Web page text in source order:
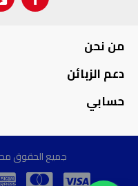
من نحن
دعم الزبائن
حسابي
جميع الحقوق محفوطة ©